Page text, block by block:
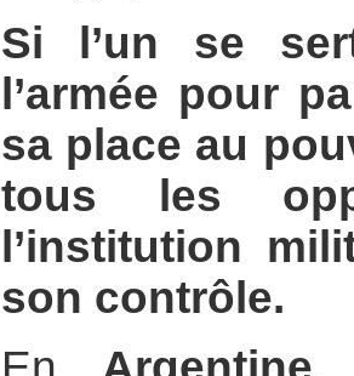
Si l’un se
l’armée pour
sa place au
tous les
l’institution
son contrôle.